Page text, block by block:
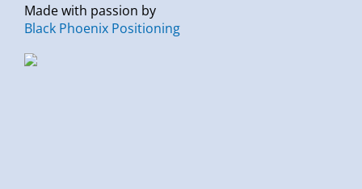
Made with passion by
Black Phoenix Positioning